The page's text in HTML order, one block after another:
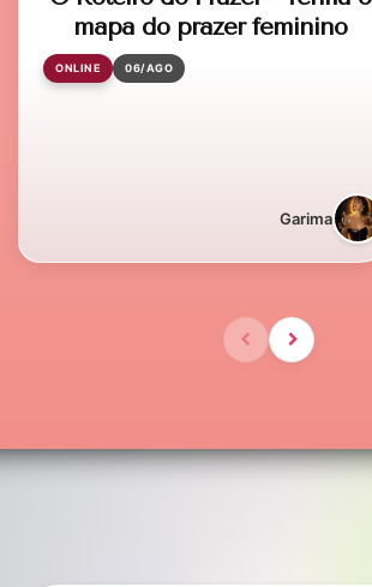
mapa do prazer feminino
ONLINE 06/AGO
Garima